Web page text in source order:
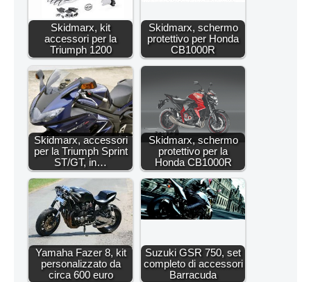
Skidmarx, kit
accessori per la
Triumph 1200
Skidmarx, schermo
protettivo per Honda
CB1000R
Skidmarx, accessori
per la Triumph Sprint
ST/GT, in…
Skidmarx, schermo
protettivo per la
Honda CB1000R
Yamaha Fazer 8, kit
personalizzato da
circa 600 euro
Suzuki GSR 750, set
completo di accessori
Barracuda